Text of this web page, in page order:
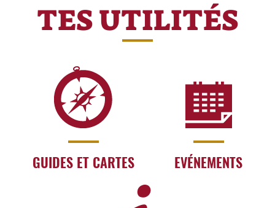
TES UTILITÉS
GUIDES ET CARTES EVÉNEMENTS